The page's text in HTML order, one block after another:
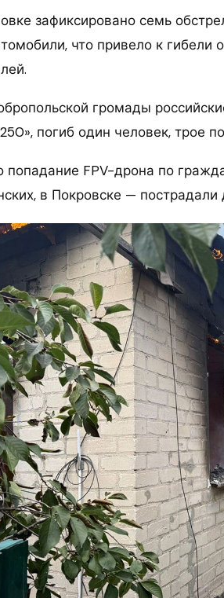
зафиксировано семь
что привело к
громады
погиб один человек, трое
FPV-дрона по
в Покровске — пострадали